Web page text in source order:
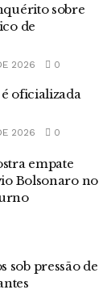
sobre
de
2026 0
oficializada
2026 0
empate
Bolsonaro no
sob pressão de